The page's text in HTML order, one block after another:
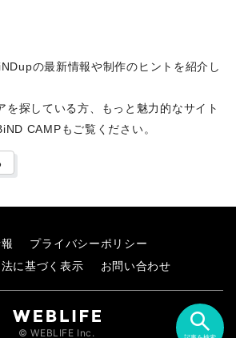
の最新情報や制作のヒントを紹介し
を探している方、もっと魅力的なサイト
CAMPもご覧ください。
プライバシーポリシー
に基づく表示
お問い合わせ
© WEBLIFE Inc.